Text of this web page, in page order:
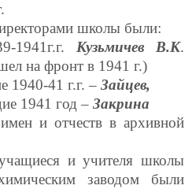
школы были:
Кузьмичев В.К.
на фронт в 1941 г.)
41 г.г. – Зайцев,
1941 год – Закрина
и отчеств в архивной
и учителя школы
заводом были